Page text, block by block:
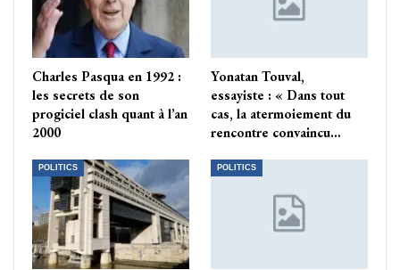
Charles Pasqua en 1992 :
les secrets de son
progiciel clash quant à l’an
2000
Yonatan Touval,
essayiste : « Dans tout
cas, la atermoiement du
rencontre convaincu…
POLITICS POLITICS